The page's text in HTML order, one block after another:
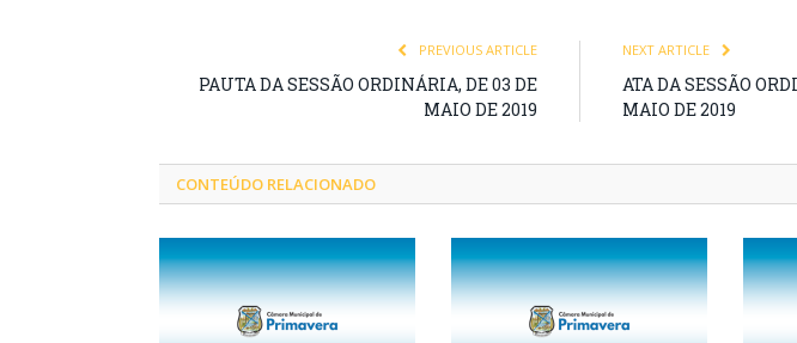
PREVIOUS ARTICLE
PAUTA DA SESSÃO ORDINÁRIA, DE 03 DE
MAIO DE 2019
NEXT ARTICLE
ATA DA SESSÃO
MAIO DE 2019
CONTEÚDO RELACIONADO